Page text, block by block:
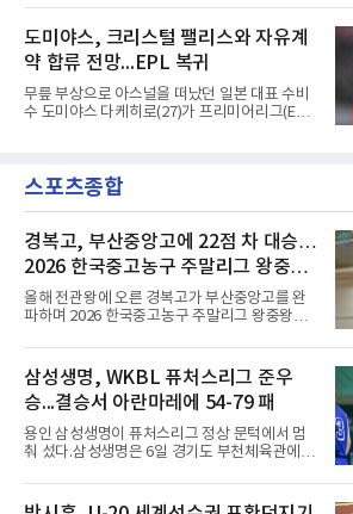
으로 골대 오른쪽 하단을 찔러 균형을 맞췄다.승
부는 승부차기로 갈렸다. LAFC는
임을 발표했다. 그는 스페인 라망가에서 진행 중
인 프리시즌 캠프에 곧바로 합류했다. 구단은 유
럽 축구계에서 가장 촉망받는 젊은 감독을 데려
왔다고 밝혔다.이력은 이른 나이에 쌓였다. 서른
셋이던 2021년 오스트리아 레드불 잘츠부르크
사령탑에 올라 첫 시즌 리그와 컵대회를 동시에
제패했고, 구단 역사상 처음으로 팀을 유럽축구
다. 2023년 사우디아라비아 알아흘리로 옮겨
2024-2025시즌과 2025-2026시즌
도미야스, 크리스털 팰리스와 자유계
약 합류 전망...EPL 복귀
무릎 부상으로 아스널을 떠났던 일본 대표 수비
수 도미야스 다케히로(27)가 프리미어리그(EPL)
큰 틀의 계약 조건은 이미 합의됐고 구단은 개막
을 앞두고 영입 절차를 서두르고 있다.그의 최근
지난 시즌 아스널과 상호 합의로 계약을 해지했
고, 네덜란드 아약스에서 시즌 막판 8경기를 소
화했다. 이후 일본 대표로 월드컵에 나서 선발 2
경기를 포함해 3경기를 뛰며 감각을 끌어올렸
다.구단의 판단은 신중했다. 크리스털 팰리스는
기량을 확신하면서도 부상
스포츠종합
경복고, 부산중앙고에 22점 차 대승…
2026 한국중고농구 주말리그 왕중왕
전 첫 승 신고
올해 전관왕에 오른 경복고가 부산중앙고를 완
파하며 2026 한국중고농구 주말리그 왕중왕전
해남 우슬체육관에서 열린 대회 남고부 예선리
그 H조 1차전에서 부산중앙고를 98-76으로 제
압했다. 박지오가 26점, 김호원이 22점, 정우진
이 19점을 올리는 등 삼각편대의 고른 활약이 승
리를 이끌었다.경복고는 경기 초반부터 박지오
와 김호원의 내·외곽포가 고르게 터지며 주도권
을 잡았다. 전반을 40-34로 앞선 경복고는 후반
삼성생명, WKBL 퓨처스리그 준우
승...결승서 아란마레에 54-79 패
용인 삼성생명이 퓨처스리그 정상 문턱에서 멈
춰 섰다.삼성생명은 6일 경기도 부천체육관에서
서 일본여자프로농구 2부 리그 아란마레에 54-
79로 졌다. 이다연이 14점을 넣었으나 20점 9리